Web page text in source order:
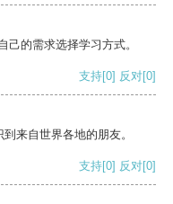
的需求选择学习方式。
支持[0] 反对[0]
来自世界各地的朋友。
支持[0] 反对[0]